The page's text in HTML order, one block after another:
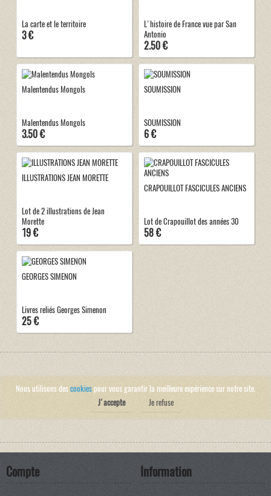
La carte et le territoire
3 €
L'histoire de France vue par San
Antonio
2.50 €
Malentendus Mongols
Malentendus Mongols
3.50 €
SOUMISSION
SOUMISSION
6 €
ILLUSTRATIONS JEAN MORETTE
Lot de 2 illustrations de Jean
Morette
19 €
CRAPOUILLOT FASCICULES ANCIENS
Lot de Crapouillot des années 30
58 €
GEORGES SIMENON
Livres reliés Georges Simenon
25 €
Nous utilisons descookiespour vous garantir la meilleure expérience sur notre site.
J'accepte
Je refuse
Compte Information